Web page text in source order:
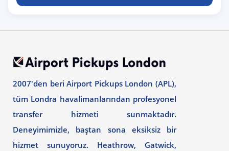
2007'den beri Airport Pickups London (APL),
tüm Londra havalimanlarından profesyonel
transfer hizmeti sunmaktadır.
Deneyimimizle, baştan sona eksiksiz bir
hizmet sunuyoruz. Heathrow, Gatwick,